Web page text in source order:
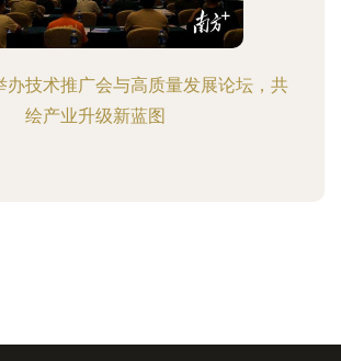
办技术推广会与高质量发展论坛，共
绘产业升级新蓝图